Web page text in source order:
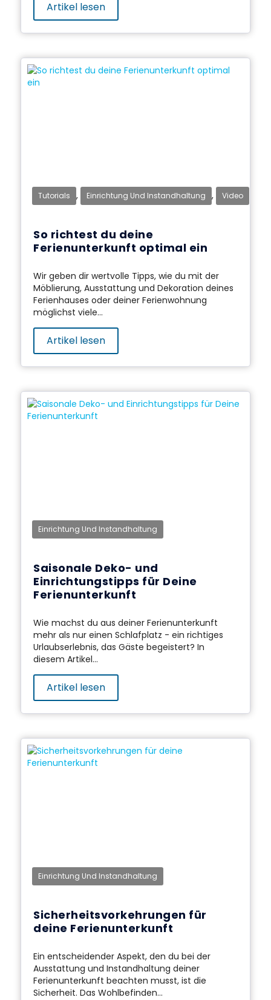
Artikel lesen
Tutorials , Einrichtung Und Instandhaltung , Video
So richtest du deine
Ferienunterkunft optimal ein
Wir geben dir wertvolle Tipps, wie du mit der
Möblierung, Ausstattung und Dekoration deines
Ferienhauses oder deiner Ferienwohnung
möglichst viele...
Artikel lesen
Einrichtung Und Instandhaltung
Saisonale Deko- und
Einrichtungstipps für Deine
Ferienunterkunft
Wie machst du aus deiner Ferienunterkunft
mehr als nur einen Schlafplatz - ein richtiges
Urlaubserlebnis, das Gäste begeistert? In
diesem Artikel...
Artikel lesen
Einrichtung Und Instandhaltung
Sicherheitsvorkehrungen für
deine Ferienunterkunft
Ein entscheidender Aspekt, den du bei der
Ausstattung und Instandhaltung deiner
Ferienunterkunft beachten musst, ist die
Sicherheit. Das Wohlbefinden...